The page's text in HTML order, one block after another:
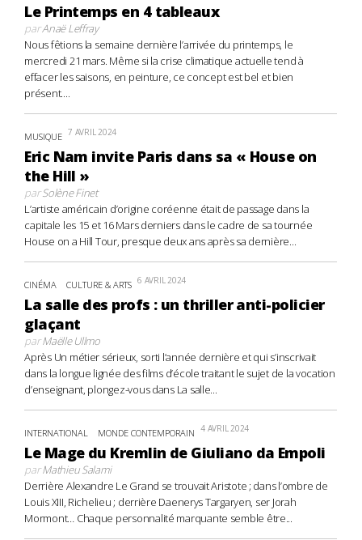
Le Printemps en 4 tableaux
parAnaë Leffray
Nous fêtions la semaine dernière l’arrivée du printemps, le
mercredi 21 mars. Même si la crise climatique actuelle tend à
effacer les saisons, en peinture, ce concept est bel et bien
présent....
MUSIQUE 7 AVRIL 2024
Eric Nam invite Paris dans sa « House on
the Hill »
parSolène Finet
L’artiste américain d’origine coréenne était de passage dans la
capitale les 15 et 16 Mars derniers dans le cadre de sa tournée
House on a Hill Tour, presque deux ans après sa dernière...
CINÉMA CULTURE & ARTS 6 AVRIL 2024
La salle des profs : un thriller anti-policier
glaçant
parMaëlle Ullmo
Après Un métier sérieux, sorti l’année dernière et qui s’inscrivait
dans la longue lignée des films d’école traitant le sujet de la vocation
d’enseignant, plongez-vous dans La salle...
INTERNATIONAL MONDE CONTEMPORAIN 4 AVRIL 2024
Le Mage du Kremlin de Giuliano da Empoli
parMathieu Salami
Derrière Alexandre Le Grand se trouvait Aristote ; dans l’ombre de
Louis XIII, Richelieu ; derrière Daenerys Targaryen, ser Jorah
Mormont… Chaque personnalité marquante semble être...